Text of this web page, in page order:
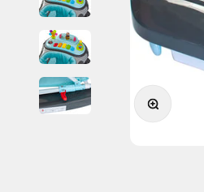
Bild vergrößern